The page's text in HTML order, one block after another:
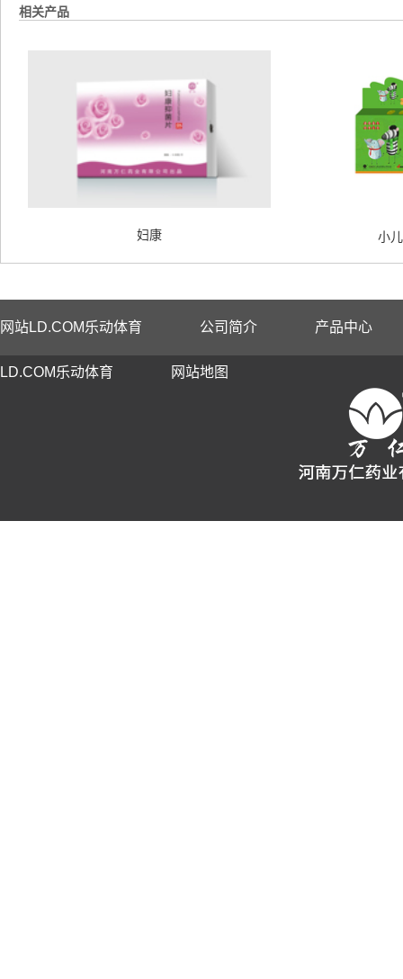
相关产品
妇康 小
网站LD.COM乐动体育 公司简介 产品中心
LD.COM乐动体育 网站地图